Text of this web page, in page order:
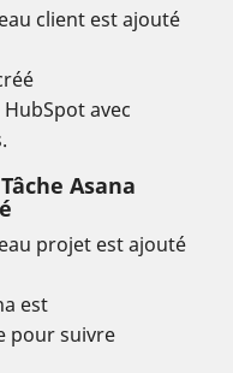
client est ajouté
avec
Asana
projet est ajouté
est
pour suivre